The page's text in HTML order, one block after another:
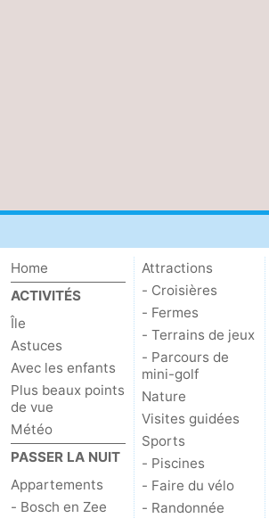
Home
ACTIVITÉS
Île
Astuces
Avec les enfants
Plus beaux points
de vue
Météo
PASSER LA NUIT
Appartements
- Bosch en Zee
Attractions
- Croisières
- Fermes
- Terrains de jeux
- Parcours de
mini-golf
Nature
Visites guidées
Sports
- Piscines
- Faire du vélo
- Randonnée